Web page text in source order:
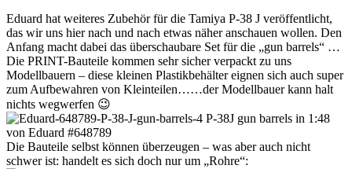
Eduard hat weiteres Zubehör für die Tamiya P-38 J veröffentlicht,
das wir uns hier nach und nach etwas näher anschauen wollen. Den
Anfang macht dabei das überschaubare Set für die „gun barrels“ …
Die PRINT-Bauteile kommen sehr sicher verpackt zu uns
Modellbauern – diese kleinen Plastikbehälter eignen sich auch super
zum Aufbewahren von Kleinteilen……der Modellbauer kann halt
nichts wegwerfen 😉
Die Bauteile selbst können überzeugen – was aber auch nicht
schwer ist: handelt es sich doch nur um „Rohre“: